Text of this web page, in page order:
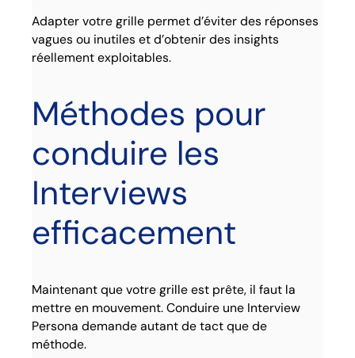
Adapter votre grille permet d’éviter des réponses
vagues ou inutiles et d’obtenir des insights
réellement exploitables.
Méthodes pour
conduire les
Interviews
efficacement
Maintenant que votre grille est prête, il faut la
mettre en mouvement. Conduire une Interview
Persona demande autant de tact que de
méthode.